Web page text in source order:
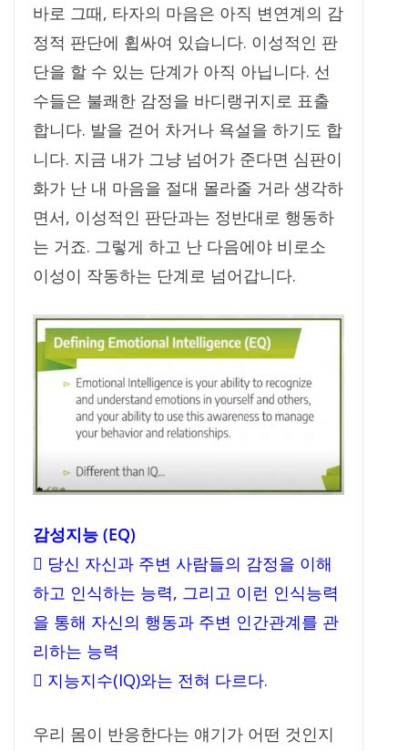
바로 그때, 타자의 마음은 아직 변연계의 감
정적 판단에 휩싸여 있습니다. 이성적인 판
단을 할 수 있는 단계가 아직 아닙니다. 선
수들은 불쾌한 감정을 바디랭귀지로 표출
합니다. 발을 걷어 차거나 욕설을 하기도 합
니다. 지금 내가 그냥 넘어가 준다면 심판이
화가 난 내 마음을 절대 몰라줄 거라 생각하
면서, 이성적인 판단과는 정반대로 행동하
는 거죠. 그렇게 하고 난 다음에야 비로소
이성이 작동하는 단계로 넘어갑니다.
감성지능 (EQ)
 당신 자신과 주변 사람들의 감정을 이해
하고 인식하는 능력, 그리고 이런 인식능력
을 통해 자신의 행동과 주변 인간관계를 관
리하는 능력
 지능지수(IQ)와는 전혀 다르다.
우리 몸이 반응한다는 얘기가 어떤 것인지